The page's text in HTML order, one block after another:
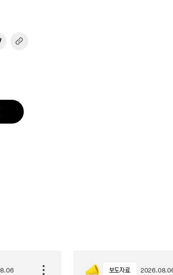
보도자료